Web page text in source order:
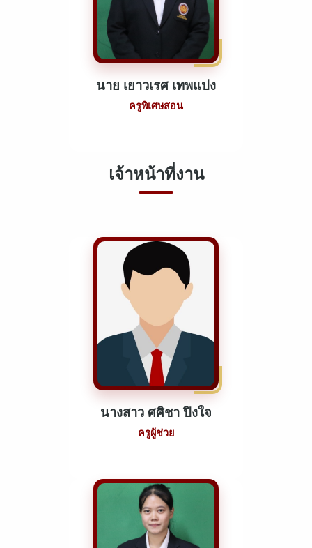
นาย เยาวเรศ เทพแปง
ครูพิเศษสอน
เจ้าหน้าที่งาน
นางสาว ศศิชา ปิงใจ
ครูผู้ช่วย